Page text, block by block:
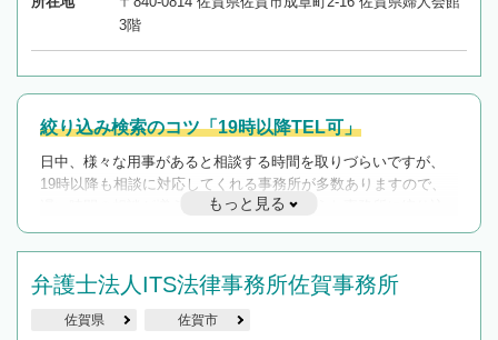
3階
絞り込み検索のコツ「19時以降TEL可」
日中、様々な用事があると相談する時間を取りづらいですが、
19時以降も相談に対応してくれる事務所が多数ありますので、
遅い時間の相談が増えそうな場合はそのような事務所に絞り込
んで検索してみましょう。
を加えて再検索
もっと見る
弁護士法人ITS法律事務所佐賀事務所
佐賀県 佐賀市